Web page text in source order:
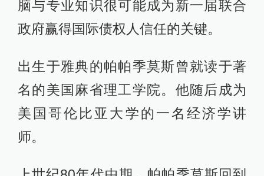
脑与专业知识很可能成为新一届联合
政府赢得国际债权人信任的关键。
出生于雅典的帕帕季莫斯曾就读于著
名的美国麻省理工学院。他随后成为
美国哥伦比亚大学的一名经济学讲
师。